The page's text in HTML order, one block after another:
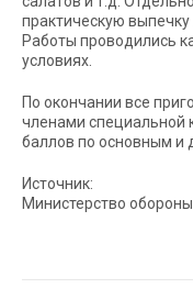
практическую
Работы проводились
условиях.
По окончании все
членами специальной
баллов по основным и
Источник:
Министерство